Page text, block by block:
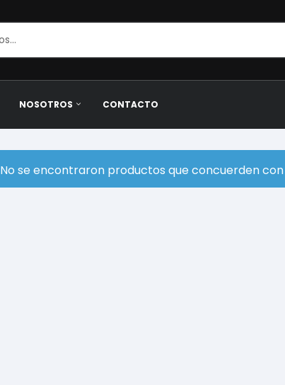
NOSOTROS CONTACTO
No se encontraron productos que concuerden